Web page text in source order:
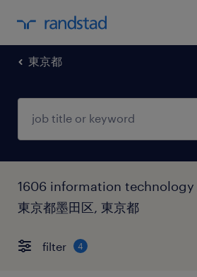
東京都
1606 information
東京都墨田区, 東京都
filter 4